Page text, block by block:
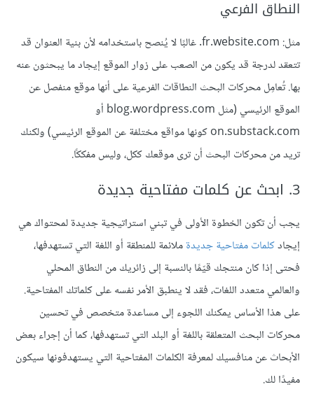
النطاق الفرعي
مثل: fr.website.com. غالبًا لا يُنصح باستخدامه لأن بنية العنوان قد
تتعقد لدرجة قد يكون من الصعب على زوار الموقع إيجاد ما يبحثون عنه
بها. تُعامِل محركات البحث النطاقات الفرعية على أنها موقع منفصل عن
الموقع الرئيسي (مثل blog.wordpress.com أو
on.substack.com كونها مواقع مختلفة عن الموقع الرئيسي) ولكنك
تريد من محركات البحث أن ترى موقعك ككل، وليس مفككًا.
3. ابحث عن كلمات مفتاحية جديدة
يجب أن تكون الخطوة الأولى في تبني استراتيجية جديدة لمحتواك هي
إيجادكلمات مفتاحية جديدةملائمة للمنطقة أو اللغة التي تستهدفها،
فحتى إذا كان منتجك قيّمًا بالنسبة إلى زائريك من النطاق المحلي
والعالمي متعدد اللغات، فقد لا ينطبق الأمر نفسه على كلماتك المفتاحية.
على هذا الأساس يمكنك اللجوء إلى مساعدة متخصص في تحسين
محركات البحث المتعلقة باللغة أو البلد التي تستهدفها، كما أن إجراء بعض
الأبحاث عن منافسيك لمعرفة الكلمات المفتاحية التي يستهدفونها سيكون
مفيدًا لك.